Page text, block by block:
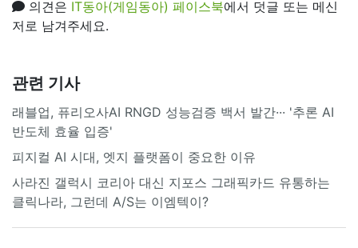
의견은 IT동아(게임동아) 페이스북에서 덧글 또는 메신
저로 남겨주세요.
관련 기사
래블업, 퓨리오사AI RNGD 성능검증 백서 발간··· '추론 AI
반도체 효율 입증'
피지컬 AI 시대, 엣지 플랫폼이 중요한 이유
사라진 갤럭시 코리아 대신 지포스 그래픽카드 유통하는
클릭나라, 그런데 A/S는 이엠텍이?